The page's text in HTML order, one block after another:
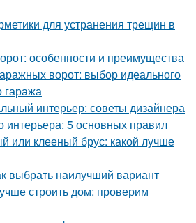
для устранения трещин в
особенности и преимущества
ворот: выбор идеального
гаража
интерьер: советы дизайнера
интерьера: 5 основных правил
или клееный брус: какой лучше
выбрать наилучший вариант
строить дом: проверим